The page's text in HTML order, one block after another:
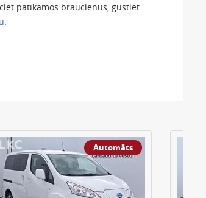
patīkamos braucienus, gūstiet
.
Automāts